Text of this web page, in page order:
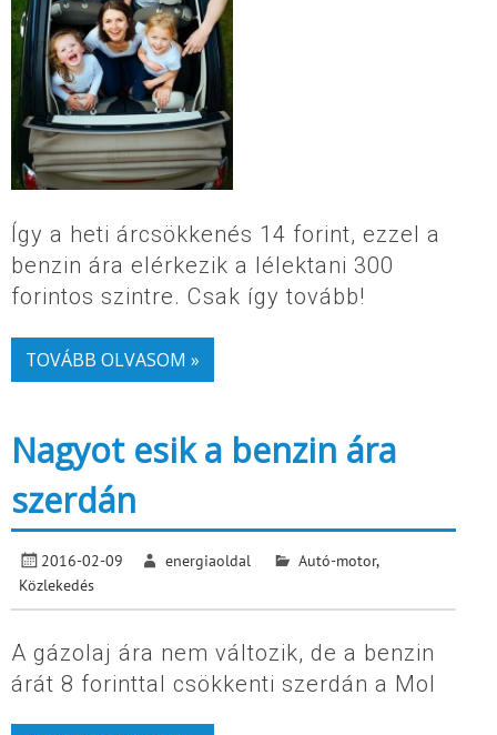
Így a heti árcsökkenés 14 forint, ezzel a
benzin ára elérkezik a lélektani 300
forintos szintre. Csak így tovább!
TOVÁBB OLVASOM »
Nagyot esik a benzin ára
szerdán
2016-02-09 energiaoldal Autó-motor,
Közlekedés
A gázolaj ára nem változik, de a benzin
árát 8 forinttal csökkenti szerdán a Mol